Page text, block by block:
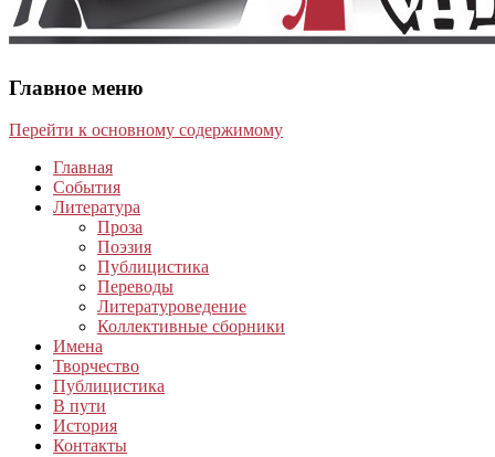
Главное меню
Перейти к основному содержимому
Главная
События
Литература
Проза
Поэзия
Публицистика
Переводы
Литературоведение
Коллективные сборники
Имена
Творчество
Публицистика
В пути
История
Контакты